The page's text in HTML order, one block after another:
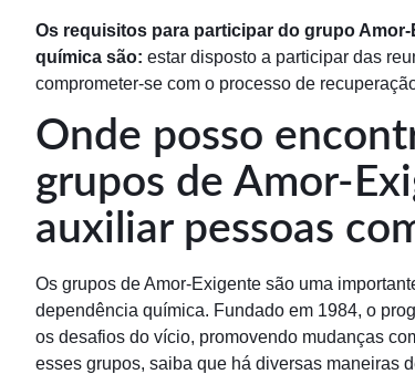
Os requisitos para participar do grupo
química são: estar disposto a participar das
comprometer-se com o processo de
Onde posso
grupos de Amor-
auxiliar pessoas
Os grupos de Amor-Exigente são uma
dependência química. Fundado em 1984, o
os desafios do vício, promovendo mudanças
esses grupos, saiba que há diversas maneiras